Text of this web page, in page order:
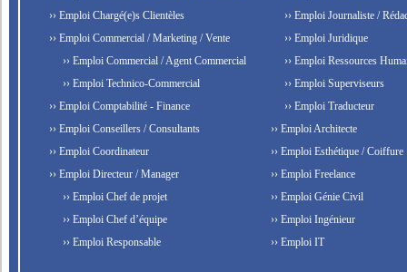
›› Emploi Chargé(e)s Clientèles
›› Emploi Commercial / Marketing / Vente
›› Emploi Commercial / Agent Commercial
›› Emploi Technico-Commercial
›› Emploi Comptabilité - Finance
›› Emploi Conseillers / Consultants
›› Emploi Coordinateur
›› Emploi Directeur / Manager
›› Emploi Chef de projet
›› Emploi Chef d’équipe
›› Emploi Responsable
›› Emploi Journaliste /
›› Emploi Juridique
›› Emploi Ressources
›› Emploi Superviseurs
›› Emploi Traducteur
›› Emploi Architecte
›› Emploi Esthétique / Coiffure
›› Emploi Freelance
›› Emploi Génie Civil
›› Emploi Ingénieur
›› Emploi IT